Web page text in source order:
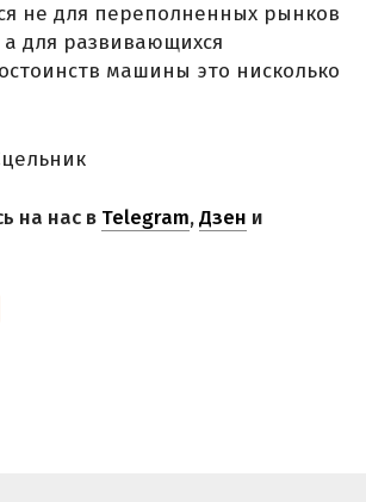
не для переполненных рынков
для развивающихся
машины это нисколько
на нас в Telegram,Дзен и